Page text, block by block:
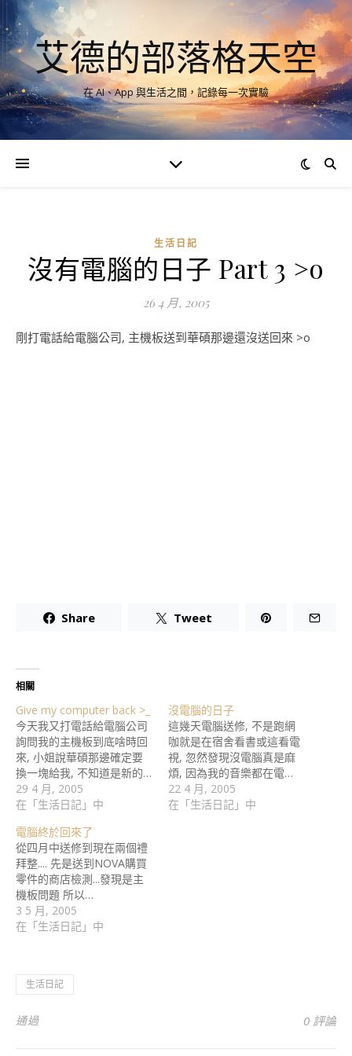
艾德的部落格天空
在 AI、App 與生活之間，記錄每一次實驗
生活日記
沒有電腦的日子 Part 3 >o
26 4 月, 2005
剛打電話給電腦公司, 主機板送到華碩那邊還沒送回來 >o
Share Tweet
相關
Give my computer back >_
今天我又打電話給電腦公司
詢問我的主機板到底啥時回
來, 小姐說華碩那邊確定要
換一塊給我, 不知道是新的…
29 4 月, 2005
在「生活日記」中
沒電腦的日子
這幾天電腦送修, 不是跑網
咖就是在宿舍看書或這看電
視, 忽然發現沒電腦真是麻
煩, 因為我的音樂都在電…
22 4 月, 2005
在「生活日記」中
電腦終於回來了
從四月中送修到現在兩個禮
拜整.... 先是送到NOVA購買
零件的商店檢測...發現是主
機板問題 所以…
3 5 月, 2005
在「生活日記」中
生活日記
通過 0 評論